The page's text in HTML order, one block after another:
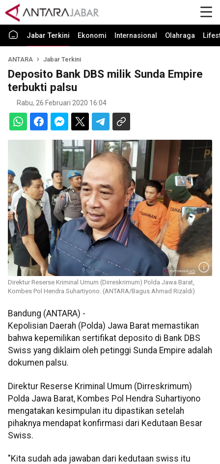
Jabar Terkini Ekonomi Internasional Olahraga
ANTARA Jabar Terkini
Deposito Bank DBS milik Sunda Empire
terbukti palsu
Rabu, 26 Februari 2020 16:04
Direktur Reserse Kriminal Umum (Dirreskrimum) Polda Jawa Barat,
Kombes Pol Hendra Suhartiyono. (ANTARA/Bagus Ahmad Rizaldi)
Bandung (ANTARA) -
Kepolisian Daerah (Polda) Jawa Barat memastikan
bahwa kepemilikan sertifikat deposito di Bank DBS
Swiss yang diklaim oleh petinggi Sunda Empire adalah
dokumen palsu.
Direktur Reserse Kriminal Umum (Dirreskrimum)
Polda Jawa Barat, Kombes Pol Hendra Suhartiyono
mengatakan kesimpulan itu dipastikan setelah
pihaknya mendapat konfirmasi dari Kedutaan Besar
Swiss.
"Kita sudah ada jawaban dari kedutaan swiss itu